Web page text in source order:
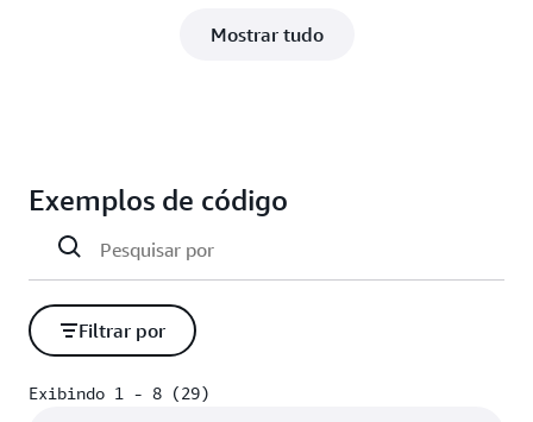
Mostrar tudo
Exemplos de código
Filtrar por
Exibindo 1 - 8 (29)